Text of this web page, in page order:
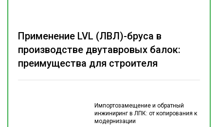
Импортозамещение и обратный
инжиниринг в ЛПК: от копирования к
модернизации
Применение LVL (ЛВЛ)-бруса в
производстве двутавровых балок:
преимущества для строителя